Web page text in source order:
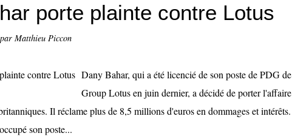
porte plainte contre Lotus
par Matthieu Piccon
Dany Bahar, qui a été licencié de son poste de PDG de
Group Lotus en juin dernier, a décidé de porter l'affaire
Il réclame plus de 8,5 millions d'euros en dommages et intérêts.
son poste...